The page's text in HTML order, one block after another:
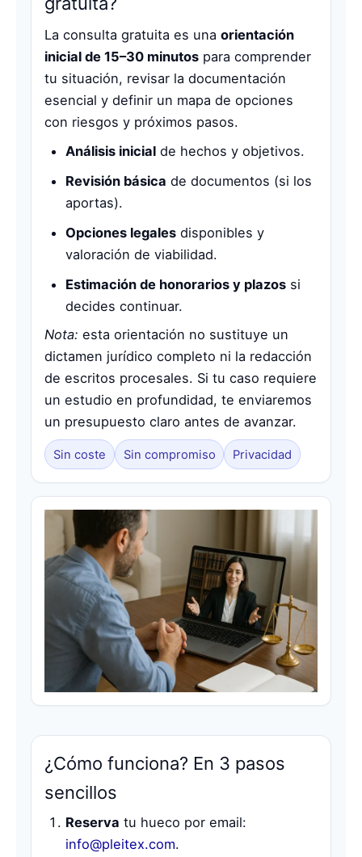
La consulta gratuita es una orientación
inicial de 15–30 minutos para comprender
tu situación, revisar la documentación
esencial y definir un mapa de opciones
con riesgos y próximos pasos.
Análisis inicial de hechos y objetivos.
Revisión básica de documentos (si los
aportas).
Opciones legales disponibles y
valoración de viabilidad.
Estimación de honorarios y plazos si
decides continuar.
Nota: esta orientación no sustituye un
dictamen jurídico completo ni la redacción
de escritos procesales. Si tu caso requiere
un estudio en profundidad, te enviaremos
un presupuesto claro antes de avanzar.
Sin coste Sin compromiso Privacidad
¿Cómo funciona? En 3 pasos
sencillos
Reserva tu hueco por email:
info@pleitex.com.